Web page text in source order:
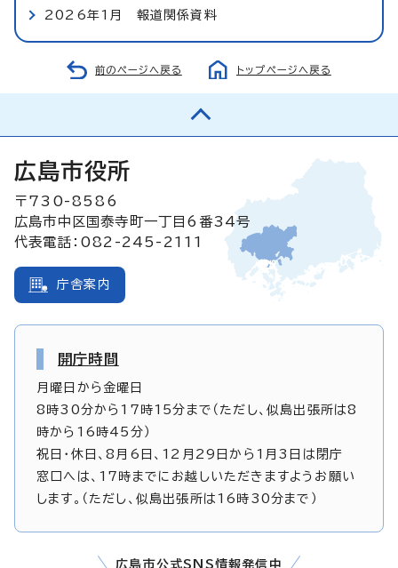
2026年1月 報道関係資料
前のページへ戻る トップページへ戻る
広島市役所
〒730-8586
広島市中区国泰寺町一丁目6番34号
代表電話：082-245-2111
庁舎案内
開庁時間
月曜日から金曜日
8時30分から17時15分まで（ただし、似島出張所は8
時から16時45分）
祝日・休日、8月6日、12月29日から1月3日は閉庁
窓口へは、17時までにお越しいただきますようお願い
します。（ただし、似島出張所は16時30分まで）
広島市公式SNS情報発信中